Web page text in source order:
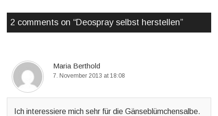
2 comments on “Deospray selbst herstellen”
Maria Berthold
7. November 2013 at 18:08
Ich interessiere mich sehr für die Gänseblümchensalbe.